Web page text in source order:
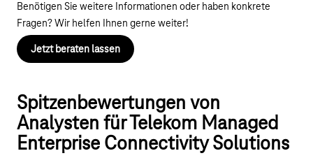
Benötigen Sie weitere Informationen oder haben konkrete
Fragen? Wir helfen Ihnen gerne weiter!
Jetzt beraten lassen
Spitzenbewertungen von
Analysten für Telekom Managed
Enterprise Connectivity Solutions